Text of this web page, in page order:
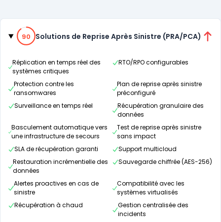
Catégories
90% de compatibilité
90 Solutions de Reprise Après Sinistre (PRA/PCA)
Réplication en temps réel des
systèmes critiques
RTO/RPO configurables
Protection contre les
ransomwares
Plan de reprise après sinistre
préconfiguré
Surveillance en temps réel
Récupération granulaire des
données
Basculement automatique vers
une infrastructure de secours
Test de reprise après sinistre
sans impact
SLA de récupération garanti
Support multicloud
Restauration incrémentielle des
données
Sauvegarde chiffrée (AES-256)
Alertes proactives en cas de
sinistre
Compatibilité avec les
systèmes virtualisés
Récupération à chaud
Gestion centralisée des
incidents